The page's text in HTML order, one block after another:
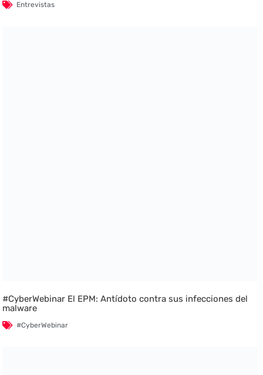
Entrevistas
#CyberWebinar El EPM: Antídoto contra sus infecciones del
malware
#CyberWebinar